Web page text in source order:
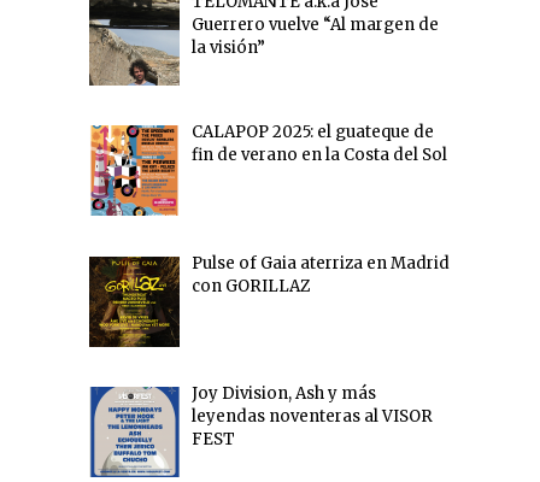
Guerrero vuelve “Al margen de
la visión”
CALAPOP 2025: el guateque de
fin de verano en la Costa del Sol
Pulse of Gaia aterriza en Madrid
con GORILLAZ
Joy Division, Ash y más
leyendas noventeras al VISOR
FEST